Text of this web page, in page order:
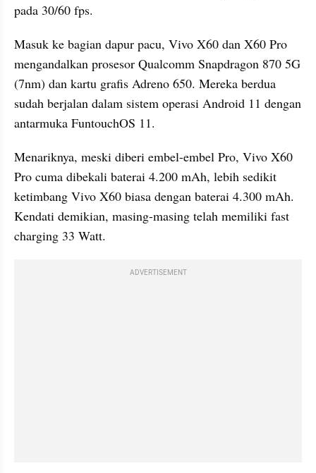
pada 30/60 fps.
Masuk ke bagian dapur pacu, Vivo X60 dan X60 Pro
mengandalkan prosesor Qualcomm Snapdragon 870 5G
(7nm) dan kartu grafis Adreno 650. Mereka berdua
sudah berjalan dalam sistem operasi Android 11 dengan
antarmuka FuntouchOS 11.
Menariknya, meski diberi embel-embel Pro, Vivo X60
Pro cuma dibekali baterai 4.200 mAh, lebih sedikit
ketimbang Vivo X60 biasa dengan baterai 4.300 mAh.
Kendati demikian, masing-masing telah memiliki fast
charging 33 Watt.
ADVERTISEMENT